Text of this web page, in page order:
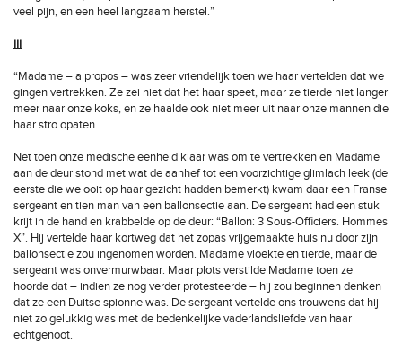
veel pijn, en een heel langzaam herstel.”
III
“Madame – a propos – was zeer vriendelijk toen we haar vertelden dat we
gingen vertrekken. Ze zei niet dat het haar speet, maar ze tierde niet langer
meer naar onze koks, en ze haalde ook niet meer uit naar onze mannen die
haar stro opaten.
Net toen onze medische eenheid klaar was om te vertrekken en Madame
aan de deur stond met wat de aanhef tot een voorzichtige glimlach leek (de
eerste die we ooit op haar gezicht hadden bemerkt) kwam daar een Franse
sergeant en tien man van een ballonsectie aan. De sergeant had een stuk
krijt in de hand en krabbelde op de deur: “Ballon: 3 Sous-Officiers. Hommes
X”. Hij vertelde haar kortweg dat het zopas vrijgemaakte huis nu door zijn
ballonsectie zou ingenomen worden. Madame vloekte en tierde, maar de
sergeant was onvermurwbaar. Maar plots verstilde Madame toen ze
hoorde dat – indien ze nog verder protesteerde – hij zou beginnen denken
dat ze een Duitse spionne was. De sergeant vertelde ons trouwens dat hij
niet zo gelukkig was met de bedenkelijke vaderlandsliefde van haar
echtgenoot.